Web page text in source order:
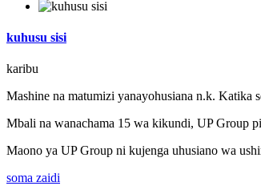
kuhusu sisi
karibu
Mashine na matumizi yanayohusiana n.k. Katika
Mbali na wanachama 15 wa kikundi, UP Group
Maono ya UP Group ni kujenga uhusiano wa
soma zaidi